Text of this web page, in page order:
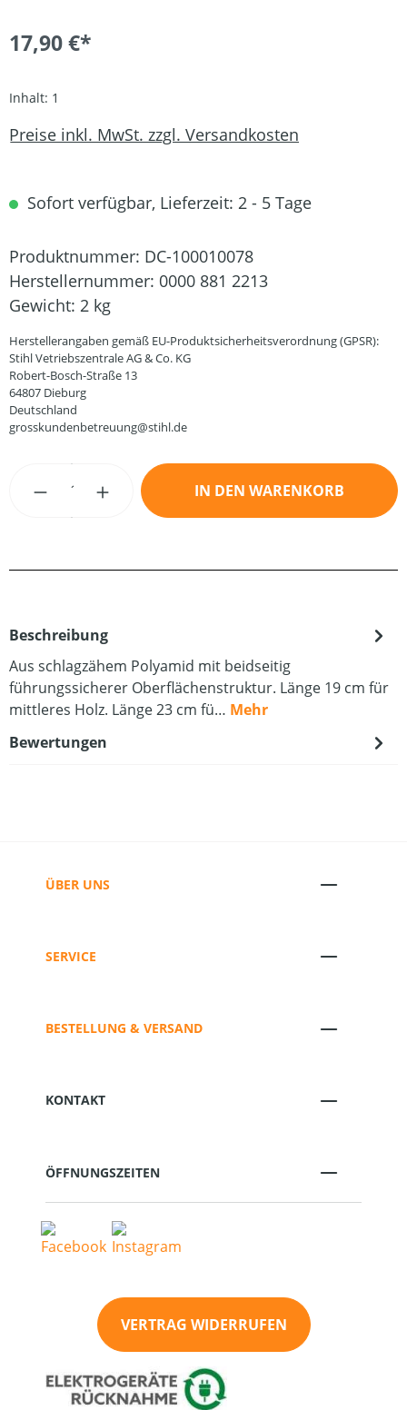
17,90 €*
Inhalt: 1
Preise inkl. MwSt. zzgl. Versandkosten
Sofort verfügbar, Lieferzeit: 2 - 5 Tage
Produktnummer: DC-100010078
Herstellernummer: 0000 881 2213
Gewicht: 2 kg
Herstellerangaben gemäß EU-Produktsicherheitsverordnung (GPSR):
Stihl Vetriebszentrale AG & Co. KG
Robert-Bosch-Straße 13
64807 Dieburg
Deutschland
grosskundenbetreuung@stihl.de
Produkt Anzahl: Gib den gewünschten
IN DEN WARENKORB
Beschreibung
Aus schlagzähem Polyamid mit beidseitig
führungssicherer Oberflächenstruktur. Länge 19 cm für
mittleres Holz. Länge 23 cm fü… Mehr
Bewertungen
ÜBER UNS
SERVICE
BESTELLUNG & VERSAND
KONTAKT
ÖFFNUNGSZEITEN
VERTRAG WIDERRUFEN